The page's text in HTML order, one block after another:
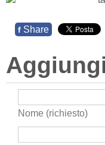
f Share
Nome (richiesto)